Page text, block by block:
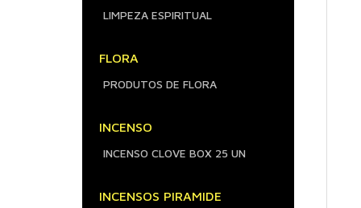
LIMPEZA ESPIRITUAL
FLORA
PRODUTOS DE FLORA
INCENSO
INCENSO CLOVE BOX 25 UN
INCENSOS PIRAMIDE